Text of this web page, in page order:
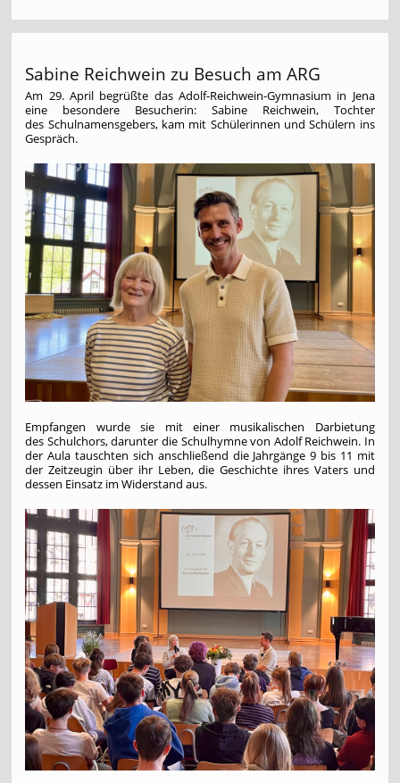
Sabine Reichwein zu Besuch am ARG
Am 29. April begrüßte das Adolf-Reichwein-Gymnasium in Jena
eine besondere Besucherin: Sabine Reichwein, Tochter
des Schulnamensgebers, kam mit Schülerinnen und Schülern ins
Gespräch.
Empfangen wurde sie mit einer musikalischen Darbietung
des Schulchors, darunter die Schulhymne von Adolf Reichwein. In
der Aula tauschten sich anschließend die Jahrgänge 9 bis 11 mit
der Zeitzeugin über ihr Leben, die Geschichte ihres Vaters und
dessen Einsatz im Widerstand aus.